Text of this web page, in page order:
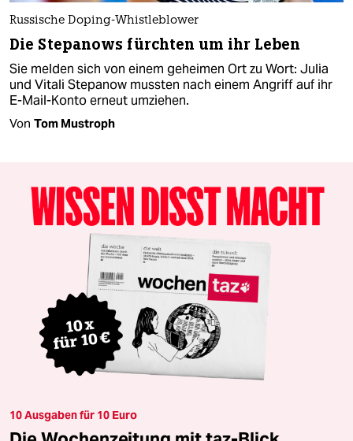
Russische Doping-Whistleblower
Die Stepanows fürchten um ihr Leben
Sie melden sich von einem geheimen Ort zu Wort: Julia
und Vitali Stepanow mussten nach einem Angriff auf ihr
E-Mail-Konto erneut umziehen.
Von Tom Mustroph
10 Ausgaben für 10 Euro